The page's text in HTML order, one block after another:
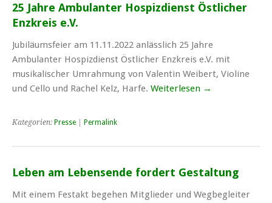
25 Jahre Ambulanter Hospizdienst Östlicher
Enzkreis e.V.
Jubiläumsfeier am 11.11.2022 anlässlich 25 Jahre
Ambulanter Hospizdienst Östlicher Enzkreis e.V. mit
musikalischer Umrahmung von Valentin Weibert, Violine
und Cello und Rachel Kelz, Harfe. Weiterlesen →
Kategorien: Presse Permalink
Leben am Lebensende fordert Gestaltung
Mit einem Festakt begehen Mitglieder und Wegbegleiter